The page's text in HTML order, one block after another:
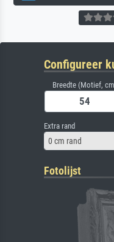
Configureer
Breedte (Motief,
Extra rand
0 cm rand
Fotolijst